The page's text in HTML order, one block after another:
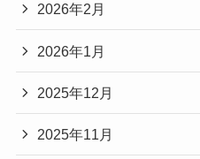
2026年2月
2026年1月
2025年12月
2025年11月